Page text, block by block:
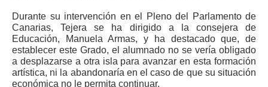
Durante su intervención en el Pleno del Parlamento de
Canarias, Tejera se ha dirigido a la consejera de
Educación, Manuela Armas, y ha destacado que, de
establecer este Grado, el alumnado no se vería obligado
a desplazarse a otra isla para avanzar en esta formación
artística, ni la abandonaría en el caso de que su situación
económica no le permita continuar.